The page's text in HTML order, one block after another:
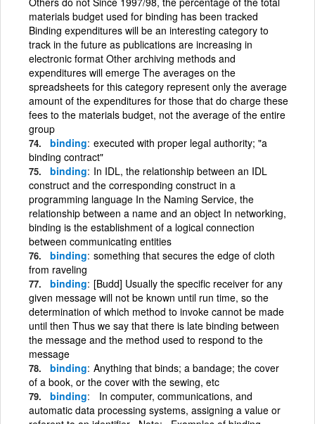
materials budget used for binding has been tracked
Binding expenditures will be an interesting category to
track in the future as publications are increasing in
electronic format Other archiving methods and
expenditures will emerge The averages on the
spreadsheets for this category represent only the average
amount of the expenditures for those that do charge these
fees to the materials budget, not the average of the entire
group
binding executed with proper legal authority; "a
binding contract"
binding In IDL, the relationship between an IDL
construct and the corresponding construct in a
programming language In the Naming Service, the
relationship between a name and an object In networking,
binding is the establishment of a logical connection
between communicating entities
binding something that secures the edge of cloth
from raveling
binding [Budd] Usually the specific receiver for any
given message will not be known until run time, so the
determination of which method to invoke cannot be made
until then Thus we say that there is late binding between
the message and the method used to respond to the
message
binding Anything that binds; a bandage; the cover
of a book, or the cover with the sewing, etc
binding
In computer, communications, and
automatic data processing systems, assigning a value or